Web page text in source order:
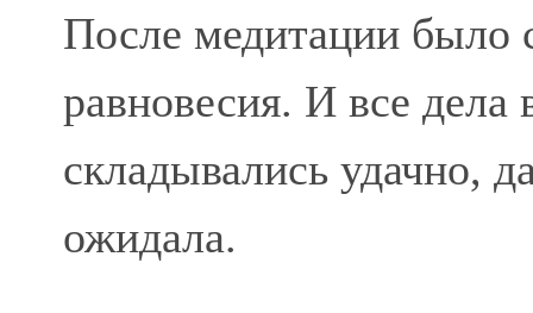
После медитации было
равновесия. И все дела
складывались удачно,
ожидала.